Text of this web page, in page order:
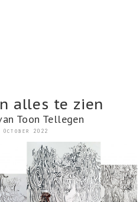
alles te zien
Toon Tellegen
October 2022